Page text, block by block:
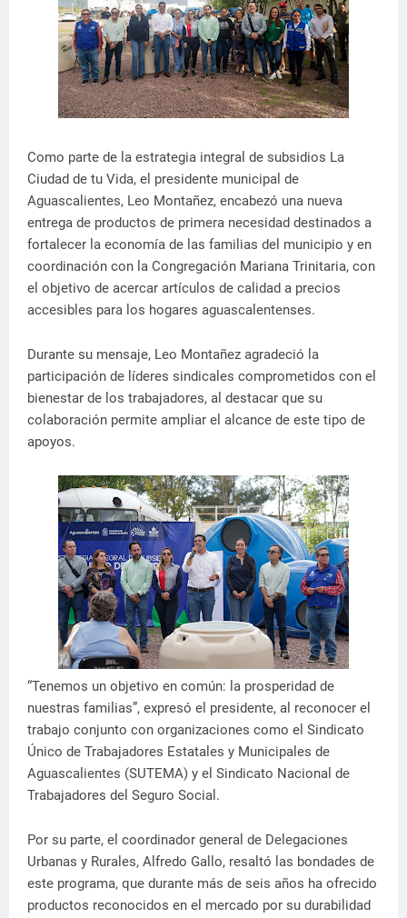
Como parte de la estrategia integral de subsidios La
Ciudad de tu Vida, el presidente municipal de
Aguascalientes, Leo Montañez, encabezó una nueva
entrega de productos de primera necesidad destinados a
fortalecer la economía de las familias del municipio y en
coordinación con la Congregación Mariana Trinitaria, con
el objetivo de acercar artículos de calidad a precios
accesibles para los hogares aguascalentenses.
Durante su mensaje, Leo Montañez agradeció la
participación de líderes sindicales comprometidos con el
bienestar de los trabajadores, al destacar que su
colaboración permite ampliar el alcance de este tipo de
apoyos.
“Tenemos un objetivo en común: la prosperidad de
nuestras familias”, expresó el presidente, al reconocer el
trabajo conjunto con organizaciones como el Sindicato
Único de Trabajadores Estatales y Municipales de
Aguascalientes (SUTEMA) y el Sindicato Nacional de
Trabajadores del Seguro Social.
Por su parte, el coordinador general de Delegaciones
Urbanas y Rurales, Alfredo Gallo, resaltó las bondades de
este programa, que durante más de seis años ha ofrecido
productos reconocidos en el mercado por su durabilidad